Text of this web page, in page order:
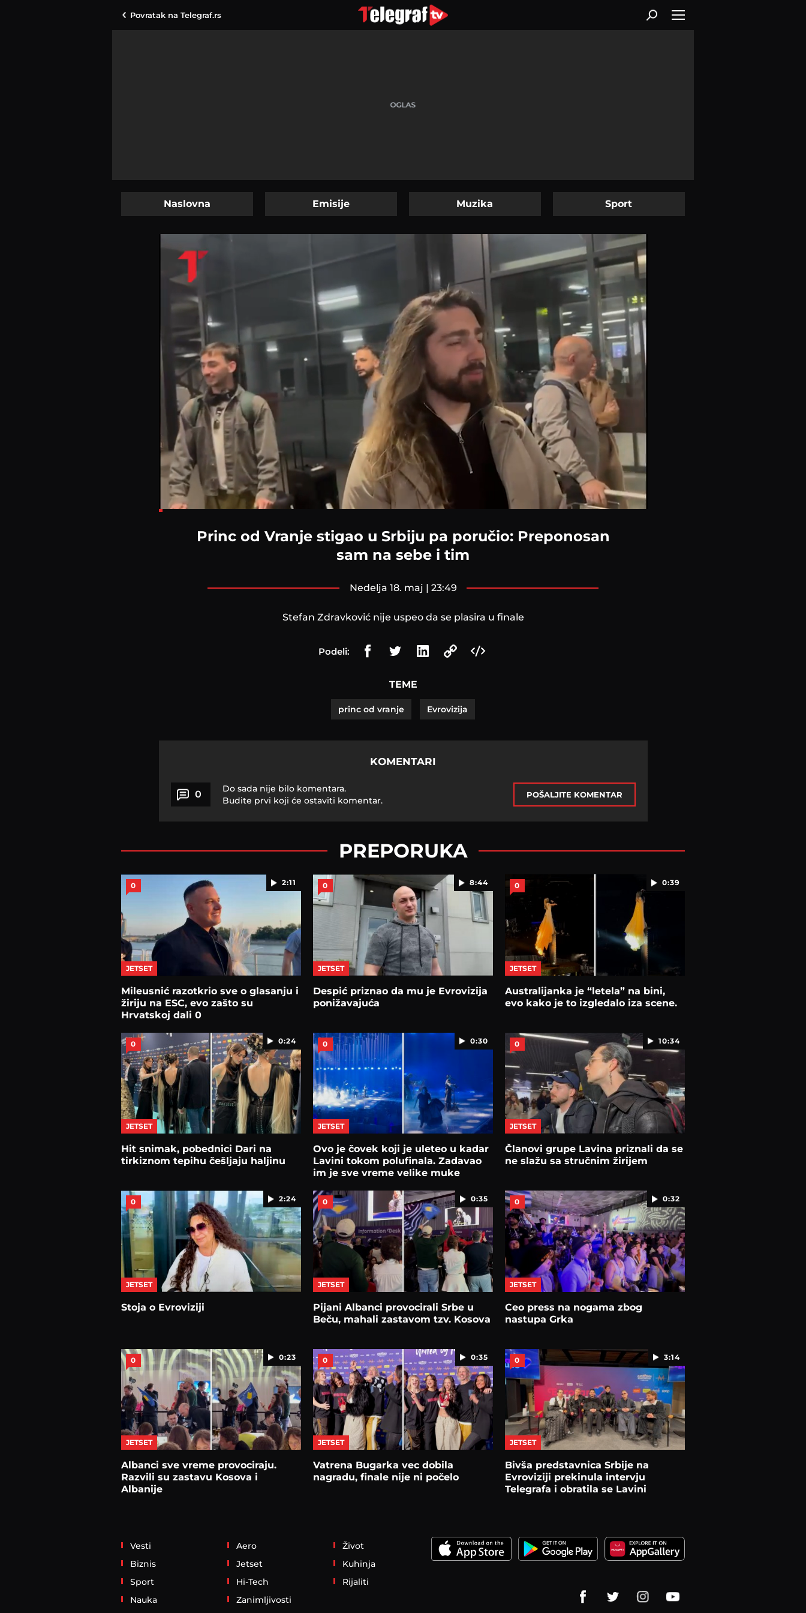
Povratak na Telegraf.rs
Naslovna Emisije Muzika Sport
Princ od Vranje stigao u Srbiju pa poručio: Preponosan
sam na sebe i tim
nedelja 18. maj | 23:49
Stefan Zdravković nije uspeo da se plasira u finale
Podeli:
TEME
princ od vranje Evrovizija
KOMENTARI
0
Do sada nije bilo komentara.
Budite prvi koji će ostaviti komentar.
POŠALJITE KOMENTAR
PREPORUKA
2:11
0
JETSET
Mileusnić razotkrio sve o glasanju i
žiriju na ESC, evo zašto su
Hrvatskoj dali 0
8:44
0
JETSET
Despić priznao da mu je Evrovizija
ponižavajuća
0:39
0
JETSET
Australijanka je “letela” na bini,
evo kako je to izgledalo iza scene.
0:24
0
JETSET
Hit snimak, pobednici Dari na
tirkiznom tepihu češljaju haljinu
0:30
0
JETSET
Ovo je čovek koji je uleteo u kadar
Lavini tokom polufinala. Zadavao
im je sve vreme velike muke
10:34
0
JETSET
Članovi grupe Lavina priznali da se
ne slažu sa stručnim žirijem
2:24
0
JETSET
Stoja o Evroviziji
0:35
0
JETSET
Pijani Albanci provocirali Srbe u
Beču, mahali zastavom tzv. Kosova
0:32
0
JETSET
Ceo press na nogama zbog
nastupa Grka
0:23
0
JETSET
Albanci sve vreme provociraju.
Razvili su zastavu Kosova i
Albanije
0:35
0
JETSET
Vatrena Bugarka vec dobila
nagradu, finale nije ni počelo
3:14
0
JETSET
Bivša predstavnica Srbije na
Evroviziji prekinula intervju
Telegrafa i obratila se Lavini
Vesti
Biznis
Sport
Nauka
Aero
Jetset
Hi-Tech
Zanimljivosti
Život
Kuhinja
Rijaliti